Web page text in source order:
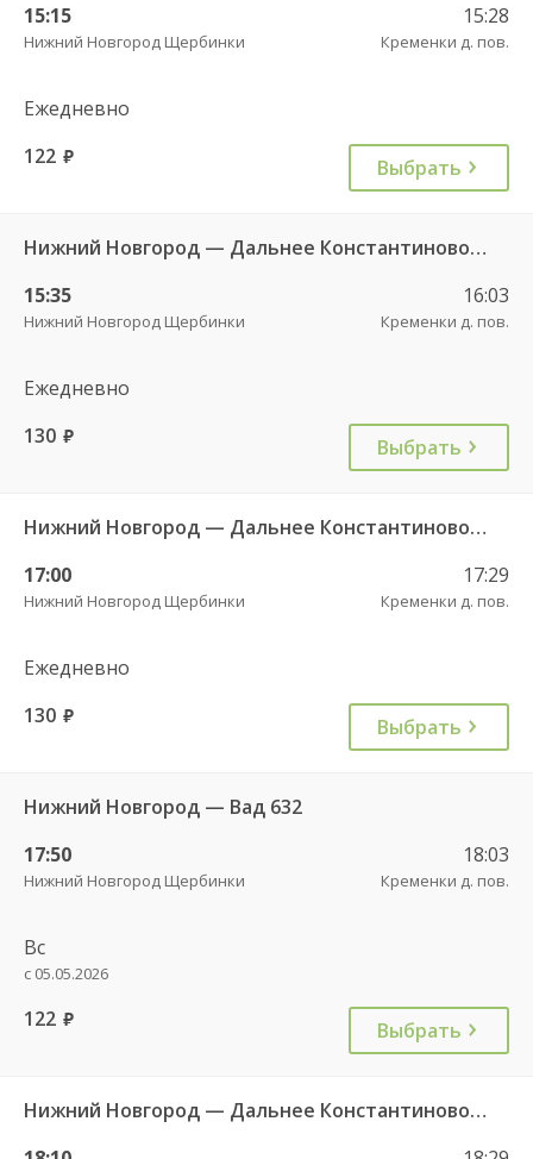
15:15
Нижний Новгород Щербинки
15:28
Кременки д. пов.
Ежедневно
122 руб. Выбрать
Нижний Новгород — Дальнее Константиново ч/з Румянцево 1553
15:35
Нижний Новгород Щербинки
16:03
Кременки д. пов.
Ежедневно
130 руб. Выбрать
Нижний Новгород — Дальнее Константиново 1533
17:00
Нижний Новгород Щербинки
17:29
Кременки д. пов.
Ежедневно
130 руб. Выбрать
Нижний Новгород — Вад 632
17:50
Нижний Новгород Щербинки
18:03
Кременки д. пов.
Вс
с 05.05.2026
122 руб. Выбрать
Нижний Новгород — Дальнее Константиново 1533